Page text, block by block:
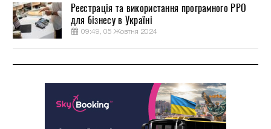
Реєстрація та використання програмного РРО
для бізнесу в Україні
09:49, 05 Жовтня 2024